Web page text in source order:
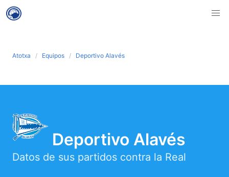
Atotxa Equipos Deportivo Alavés
Deportivo Alavés
Datos de sus partidos contra la Real